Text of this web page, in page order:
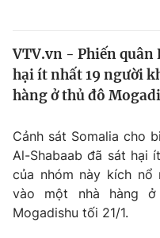
Tin tức
Thế giới đó đây
Kinh tế
Tài chính
Thị trường
Góc doanh nghiệp
Truyền hình
Phim VTV
Giải trí
VTV.vn - Phiến quân
hại ít nhất 19 người
hàng ở thủ đô
Cảnh sát Somalia cho
Al-Shabaab đã sát hại
của nhóm này kích
vào một nhà hàng
Mogadishu tối 21/1.